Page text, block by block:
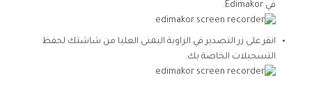
في Edimakor.
انقر على زر التصدير في الزاوية اليمنى العليا من شاشتك لحفظ
التسجيلات الخاصة بك.